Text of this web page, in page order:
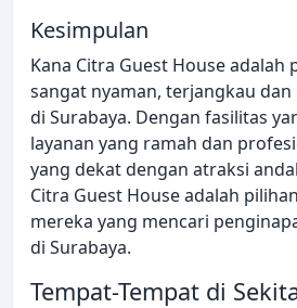
Kesimpulan
Kana Citra Guest House adalah
sangat nyaman, terjangkau
di Surabaya. Dengan fasilitas
layanan yang ramah dan
yang dekat dengan atraksi
Citra Guest House adalah
mereka yang mencari
di Surabaya.
Tempat-Tempat di